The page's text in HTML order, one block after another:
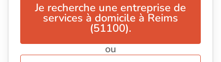
Je recherche une entreprise de
services à domicile à Reims
(51100).
ou